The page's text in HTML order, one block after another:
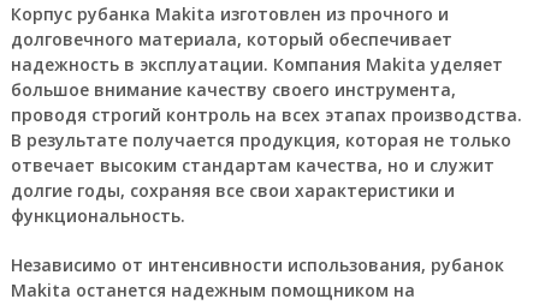
Корпус рубанка Makita изготовлен из прочного и
долговечного материала, который обеспечивает
надежность в эксплуатации. Компания Makita уделяет
большое внимание качеству своего инструмента,
проводя строгий контроль на всех этапах производства.
В результате получается продукция, которая не только
отвечает высоким стандартам качества, но и служит
долгие годы, сохраняя все свои характеристики и
функциональность.
Независимо от интенсивности использования, рубанок
Makita останется надежным помощником на